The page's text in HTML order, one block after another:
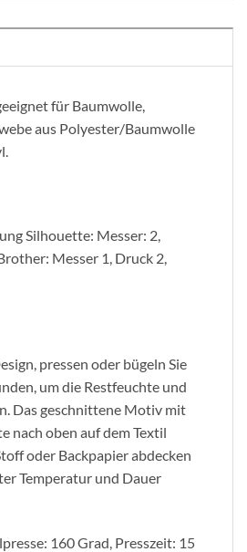
für Baumwolle,
aus Polyester/Baumwolle
Silhouette: Messer: 2,
Messer 1, Druck 2,
pressen oder bügeln Sie
um die Restfeuchte und
Das geschnittene Motiv mit
nach oben auf dem Textil
oder Backpapier abdecken
Temperatur und Dauer
160 Grad, Presszeit: 15